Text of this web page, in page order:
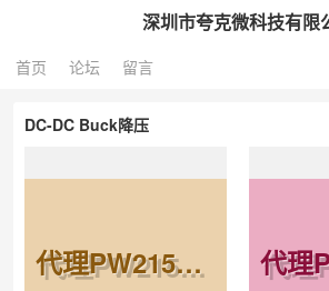
深圳市夸克微科技有限
首页 论坛 留言
DC-DC Buck降压
代理PW2153芯片，原装现货，技术支援